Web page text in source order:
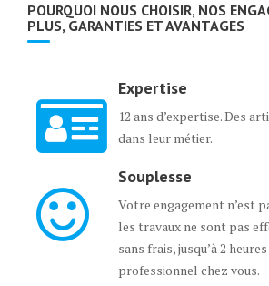
POURQUOI NOUS CHOISIR, NOS
PLUS, GARANTIES ET AVANTAGES
Expertise
12 ans d’expertise. Des
dans leur métier.
Souplesse
Votre engagement n’est
les travaux ne sont pas
sans frais, jusqu’à 2
professionnel chez vous.